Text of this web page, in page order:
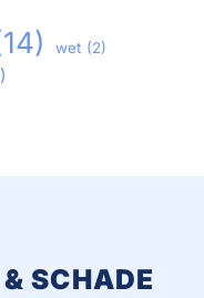
wet (2)
SCHADE